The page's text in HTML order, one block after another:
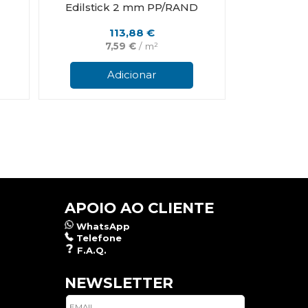
Edilstick 2 mm PP/RAND
113,88 €
7,59€ / m²
Adicionar
APOIO AO CLIENTE
WhatsApp
Telefone
F.A.Q.
NEWSLETTER